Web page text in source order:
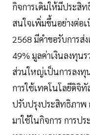
กิจการเดิมให้มีประสิ
สนใจเพิ่มขึ้นอย่างต่อ
2568 มีคำขอรับการส่
49% มูลค่าเงินลงทุน
ส่วนใหญ่เป็นการลงทุ
การใช้เทคโนโลยีดิจิ
ปรับปรุงประสิทธิภาพ
มาใช้ในกิจการ การป